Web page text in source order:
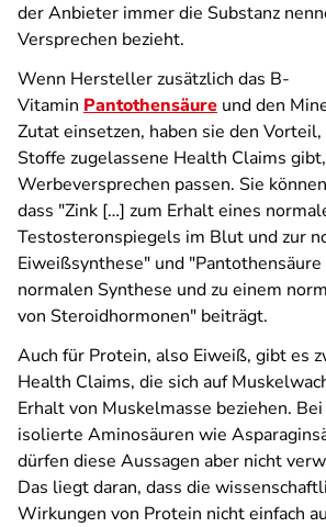
der Anbieter immer die Substanz
Versprechen bezieht.
Wenn Hersteller zusätzlich das B-
Vitamin Pantothensäure und den
Zutat einsetzen, haben sie den
Stoffe zugelassene Health Claims
Werbeversprechen passen. Sie
dass "Zink […] zum Erhalt eines
Testosteronspiegels im Blut und zur
Eiweißsynthese" und
normalen Synthese und zu einem
von Steroidhormonen" beiträgt.
Auch für Protein, also Eiweiß, gibt es
Health Claims, die sich auf
Erhalt von Muskelmasse beziehen.
isolierte Aminosäuren wie
dürfen diese Aussagen aber nicht
Das liegt daran, dass die
Wirkungen von Protein nicht einfach